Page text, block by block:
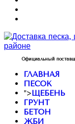
Официальный
ГЛАВНАЯ
ПЕСОК
">ЩЕБЕНЬ
ГРУНТ
БЕТОН
ЖБИ